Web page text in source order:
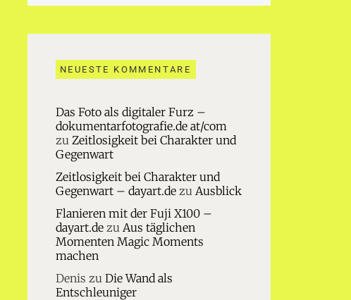
NEUESTE KOMMENTARE
Das Foto als digitaler Furz –
dokumentarfotografie.de at/com
zu Zeitlosigkeit bei Charakter und
Gegenwart
Zeitlosigkeit bei Charakter und
Gegenwart – dayart.dezu Ausblick
Flanieren mit der Fuji X100 –
dayart.dezu Aus täglichen
Momenten Magic Moments
machen
Denis zu Die Wand als
Entschleuniger